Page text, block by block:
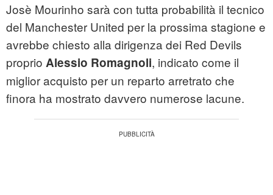
Josè Mourinho sarà con tutta probabilità il tecnico
del Manchester United per la prossima stagione e
avrebbe chiesto alla dirigenza dei Red Devils
proprio Alessio Romagnoli, indicato come il
miglior acquisto per un reparto arretrato che
finora ha mostrato davvero numerose lacune.